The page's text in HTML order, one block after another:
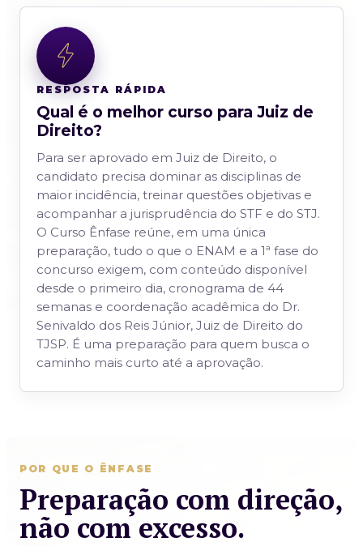
RESPOSTA RÁPIDA
Qual é o melhor curso para Juiz de
Direito?
Para ser aprovado em Juiz de Direito, o
candidato precisa dominar as disciplinas de
maior incidência, treinar questões objetivas e
acompanhar a jurisprudência do STF e do STJ.
O Curso Ênfase reúne, em uma única
preparação, tudo o que o ENAM e a 1ª fase do
concurso exigem, com conteúdo disponível
desde o primeiro dia, cronograma de 44
semanas e coordenação acadêmica do Dr.
Senivaldo dos Reis Júnior, Juiz de Direito do
TJSP. É uma preparação para quem busca o
caminho mais curto até a aprovação.
POR QUE O ÊNFASE
Preparação com direção,
não com excesso.